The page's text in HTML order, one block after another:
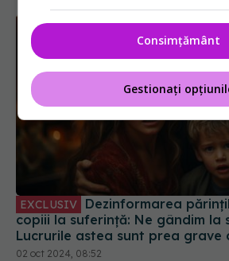
Dezinformarea părinților condamnă
copiii la suferință: Ne gândim la
Lucrurile astea sunt prea grave
decizia unor părinți care trăiesc
paralelă
02 oct 2024, 08:52
Consimțământ
Gestionați